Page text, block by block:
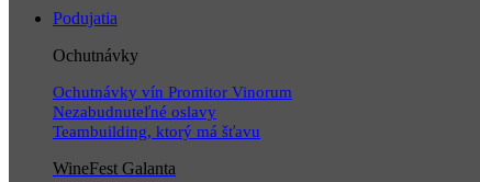
Podujatia
Ochutnávky
Ochutnávky vín Promitor Vinorum
Nezabudnuteľné oslavy
Teambuilding, ktorý má šťavu
WineFest Galanta